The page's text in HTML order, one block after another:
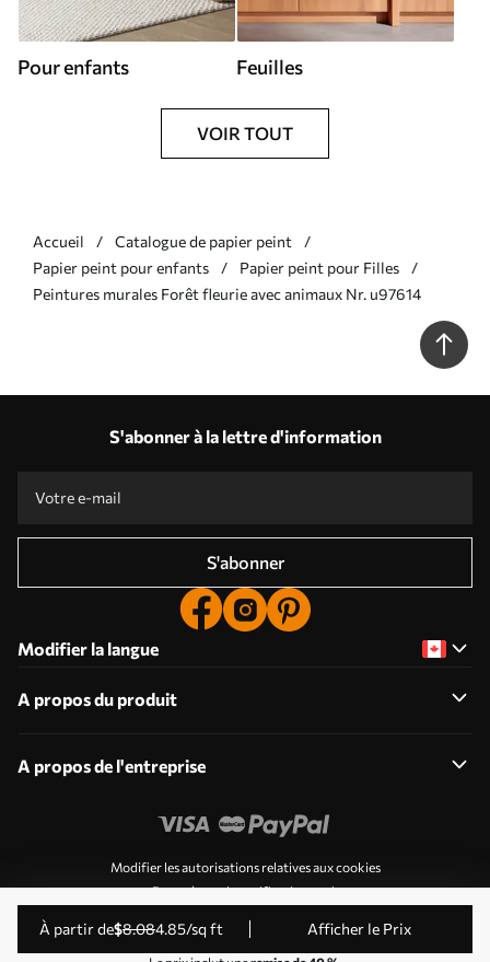
à partir de$8.084.85/sq ft Afficher le Prix
Pour enfants Feuilles
VOIR TOUT
Accueil
Catalogue de papier peint
Papier peint pour enfants
Papier peint pour Filles
Peintures murales Forêt fleurie avec animaux Nr. u97614
S'abonner à la lettre d'information
S'abonner
Modifier la langue
A propos du produit
A propos de l'entreprise
Modifier les autorisations relatives aux cookies
Paramètres de notification push
© 2011-2026 Uwalls . Tous droits réservés. Exploité par
KLW Sp. z o.o. Numéro de TVA : PL9223057591.